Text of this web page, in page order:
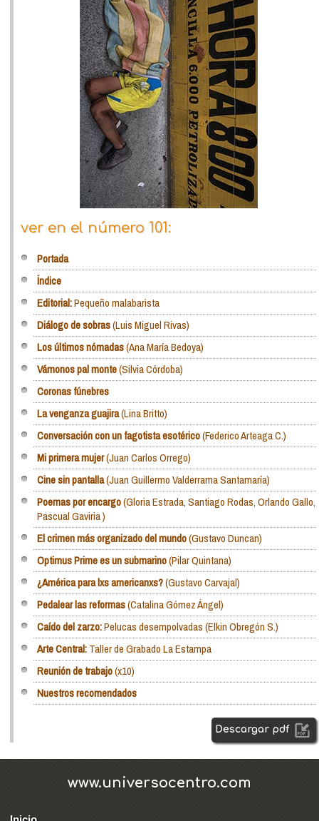
ver en el número 101:
Portada
Índice
Editorial:Pequeño malabarista
Diálogo de sobras(Luis Miguel Rivas)
Los últimos nómadas(Ana María Bedoya)
Vámonos pal monte(Silvia Córdoba)
Coronas fúnebres
La venganza guajira(Lina Britto)
Conversación con un fagotista esotérico(Federico Arteaga C.)
Mi primera mujer(Juan Carlos Orrego)
Cine sin pantalla(Juan Guillermo Valderrama Santamaría)
Poemas por encargo(Gloria Estrada, Santiago Rodas, Orlando Gallo,
Pascual Gaviria )
El crimen más organizado del mundo(Gustavo Duncan)
Optimus Prime es un submarino(Pilar Quintana)
¿América para lxs americanxs?(Gustavo Carvajal)
Pedalear las reformas(Catalina Gómez Ángel)
Caído del zarzo:Pelucas desempolvadas (Elkin Obregón S.)
Arte Central:Taller de Grabado La Estampa
Reunión de trabajo(x10)
Nuestros recomendados
Descargar pdf
www.universocentro.com